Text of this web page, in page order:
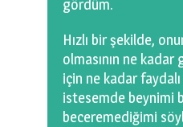
gördüm.
Hızlı bir şekilde,
olmasının ne kadar
için ne kadar
istesemde beynimi
beceremediğimi